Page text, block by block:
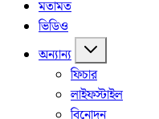
মতামত
ভিডিও
অন্যান্য
ফিচার
লাইফস্টাইল